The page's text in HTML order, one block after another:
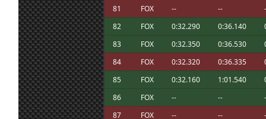
23 jun. 8:19
System01.54
Todos a derretir ; Jsk : not doing the last
23 jun. 7:40
Aritz
23 jun. 7:07
23 jun. 7:06 :
Sisi yo igual, normalmente se quedan al
con un 5% ; No se si seria por el calor,
pequeño tiron al principio pero ya esta
23 jun. 7:04
23 jun. 7:03
Malavida Valdez :
Bon dia, a mi la bateria casi me deja
falto el canto de un duro
81
FOX -- --
82
FOX 0:32.290 0:36.140
83
FOX 0:32.350 0:36.530
84
FOX 0:32.320 0:36.335
85
FOX 0:32.160 1:01.540
86
FOX -- --
87
FOX -- --